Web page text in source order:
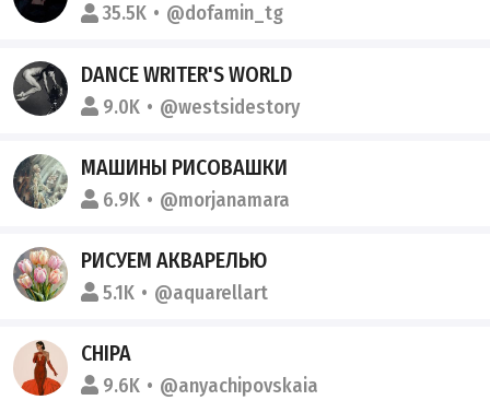
35.5K @dofamin_tg
DANCE WRITER'S WORLD
9.0K @westsidestory
МАШИНЫ РИСОВАШКИ
6.9K @morjanamara
РИСУЕМ АКВАРЕЛЬЮ
5.1K @aquarellart
CHIPA
9.6K @anyachipovskaia